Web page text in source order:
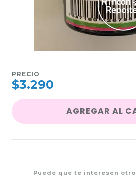
PRECIO
$3.290
AGREGAR AL
Puede que te interesen